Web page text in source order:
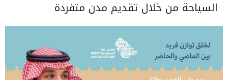
السياحة من خلال تقديم مدن متفردة